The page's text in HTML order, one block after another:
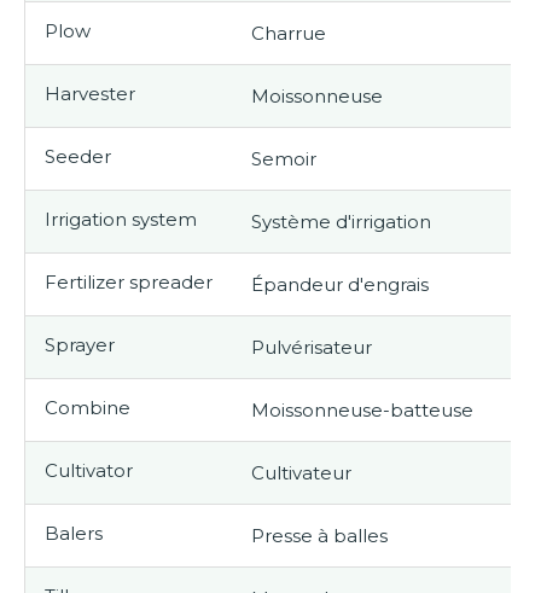
Plow Charrue
Harvester Moissonneuse
Seeder Semoir
Irrigation system Système d'irrigation
Fertilizer spreader Épandeur d'engrais
Sprayer Pulvérisateur
Combine Moissonneuse-batteuse
Cultivator Cultivateur
Balers Presse à balles